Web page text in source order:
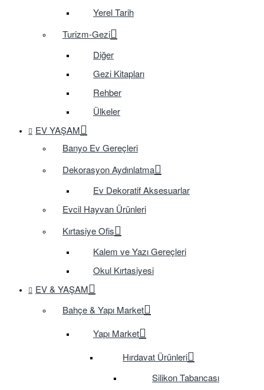
Yerel Tarih
Turizm-Gezi
Diğer
Gezi Kitapları
Rehber
Ülkeler
EV YAŞAM
Banyo Ev Gereçleri
Dekorasyon Aydınlatma
Ev Dekoratif Aksesuarlar
Evcil Hayvan Ürünleri
Kırtasiye Ofis
Kalem ve Yazı Gereçleri
Okul Kırtasiyesi
EV & YAŞAM
Bahçe & Yapı Market
Yapı Market
Hırdavat Ürünleri
Silikon Tabancası